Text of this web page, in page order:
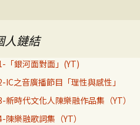
人鏈結
「銀河面對面」(YT)
IC之音廣播節目「理性與感性」
新時代文化人陳樂融作品集（YT）
陳樂融歌詞集（YT）